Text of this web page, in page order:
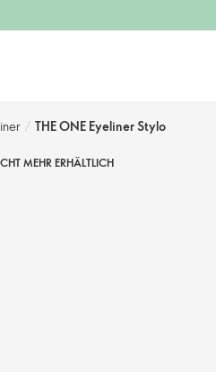
/ THE ONE Eyeliner Stylo
MEHR ERHÄLTLICH